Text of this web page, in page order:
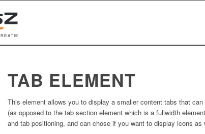
R E AT E
TAB ELEMENT
This element allows you to display a smaller content tabs that
(as opposed to the tab section element which is a fullwidth
and tab positioning, and can chose if you want to display icons as